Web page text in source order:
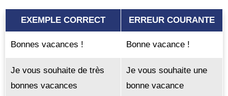
EXEMPLE CORRECT ERREUR COURANTE
Bonnes vacances ! Bonne vacance !
Je vous souhaite de très
bonnes vacances
Je vous souhaite une
bonne vacance